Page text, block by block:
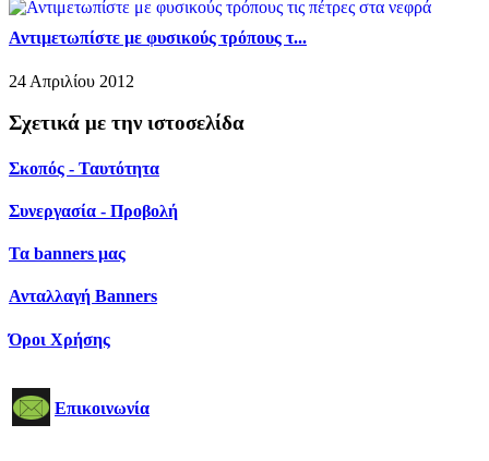
Αντιμετωπίστε με φυσικούς τρόπους τ...
24 Απριλίου 2012
Σχετικά με την ιστοσελίδα
Σκοπός - Ταυτότητα
Συνεργασία - Προβολή
Τα banners μας
Ανταλλαγή Banners
Όροι Χρήσης
Επικοινωνία